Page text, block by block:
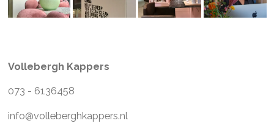
Vollebergh Kappers
073 - 6136458
info@volleberghkappers.nl